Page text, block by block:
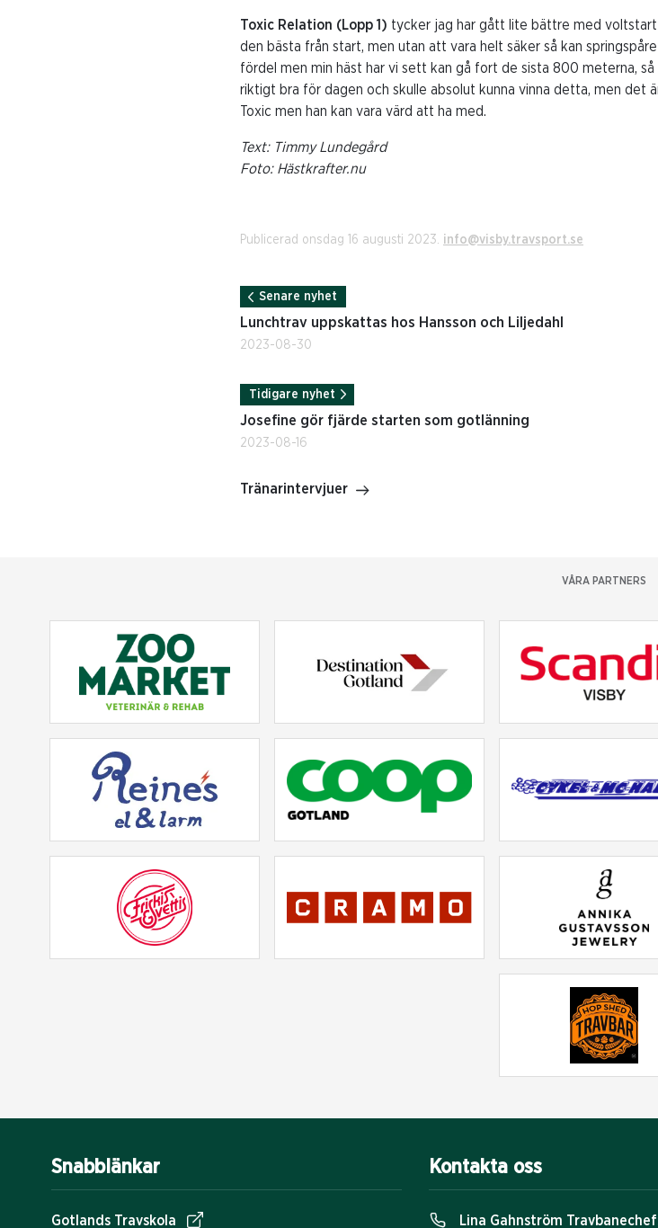
Toxic Relation (Lopp 1) tycker jag har gått lite bättre med
den bästa från start, men utan att vara helt säker så kan
fördel men min häst har vi sett kan gå fort de sista 800 meterna,
riktigt bra för dagen och skulle absolut kunna vinna detta, men det
Toxic men han kan vara värd att ha med.
Text: Timmy Lundegård
Foto: Hästkrafter.nu
Publicerad onsdag 16 augusti 2023. info@visby.travsport.se
Senare nyhet
Lunchtrav uppskattas hos Hansson och Liljedahl
2023-08-30
Tidigare nyhet
Josefine gör fjärde starten som gotlänning
2023-08-16
Tränarintervjuer
VÅRA PARTNERS
Snabblänkar
Gotlands Travskola
Kontakta oss
Lina Gahnström